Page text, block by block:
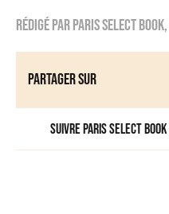
Rédigé parParis Select Book
Partager sur
Suivre Paris Select